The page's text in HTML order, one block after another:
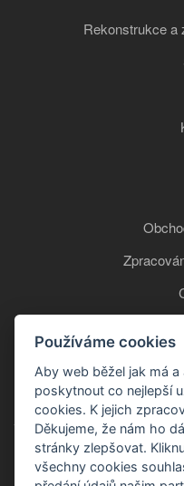
Rekonstrukce a
Používáme cookies
Aby web běžel jak má
poskytnout co nejlepší
cookies. K jejich
Děkujeme, že nám ho
stránky zlepšovat.
všechny cookies